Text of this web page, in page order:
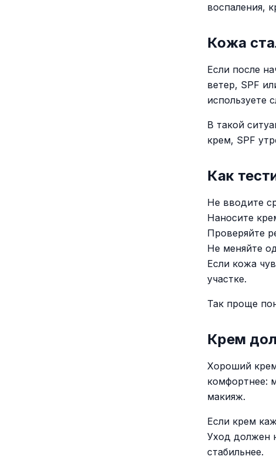
воспаления,
Кожа
Если после
ветер, SPF
используете
В такой
крем, SPF
Как
Не вводите
Наносите
Проверяйте
Не меняйте
Если кожа
участке.
Так проще
Крем
Хороший
комфортнее:
макияж.
Если крем
Уход должен
стабильнее.